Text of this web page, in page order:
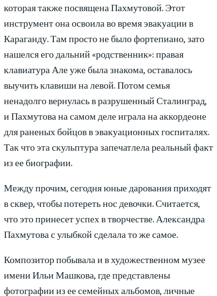
которая также посвящена Пахмутовой. Этот
инструмент она освоила во время эвакуации в
Караганду. Там просто не было фортепиано, зато
нашелся его дальний «родственник»: правая
клавиатура Але уже была знакома, оставалось
выучить клавиши на левой. Потом семья
ненадолго вернулась в разрушенный Сталинград,
и Пахмутова на самом деле играла на аккордеоне
для раненых бойцов в эвакуационных госпиталях.
Так что эта скульптура запечатлела реальный факт
из ее биографии.
Между прочим, сегодня юные дарования приходят
в сквер, чтобы потереть нос девочки. Считается,
что это принесет успех в творчестве. Александра
Пахмутова с улыбкой сделала то же самое.
Композитор побывала и в художественном музее
имени Ильи Машкова, где представлены
фотографии из ее семейных альбомов, личные